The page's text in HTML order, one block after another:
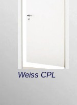
Weiss CPL